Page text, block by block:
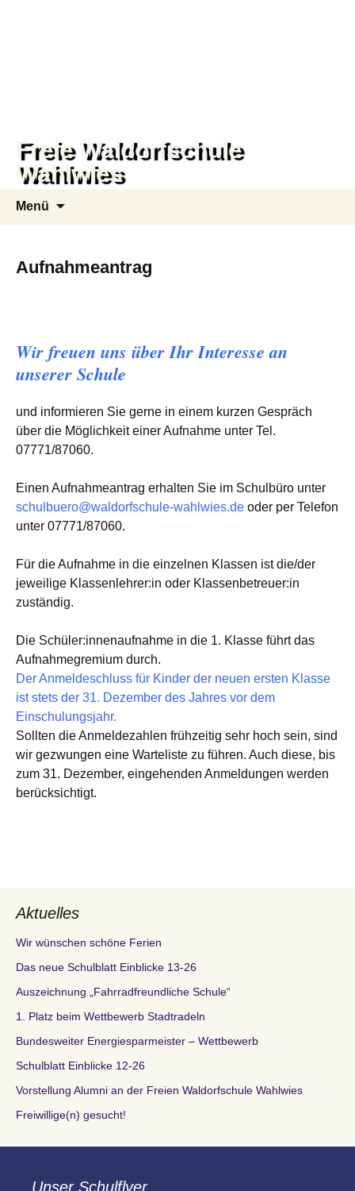
Freie Waldorfschule
Wahlwies
Menü
Aufnahmeantrag
Wir freuen uns über Ihr Interesse an
unserer Schule
und informieren Sie gerne in einem kurzen Gespräch
über die Möglichkeit einer Aufnahme unter Tel.
07771/87060.
Einen Aufnahmeantrag erhalten Sie im Schulbüro unter
schulbuero@waldorfschule-wahlwies.de oder per Telefon
unter 07771/87060.
Für die Aufnahme in die einzelnen Klassen ist die/der
jeweilige Klassenlehrer:in oder Klassenbetreuer:in
zuständig.
Die Schüler:innenaufnahme in die 1. Klasse führt das
Aufnahmegremium durch.
Der Anmeldeschluss für Kinder der neuen ersten Klasse
ist stets der 31. Dezember des Jahres vor dem
Einschulungsjahr.
Sollten die Anmeldezahlen frühzeitig sehr hoch sein, sind
wir gezwungen eine Warteliste zu führen. Auch diese, bis
zum 31. Dezember, eingehenden Anmeldungen werden
berücksichtigt.
Aktuelles
Wir wünschen schöne Ferien
Das neue Schulblatt Einblicke 13-26
Auszeichnung „Fahrradfreundliche Schule“
1. Platz beim Wettbewerb Stadtradeln
Bundesweiter Energiesparmeister – Wettbewerb
Schulblatt Einblicke 12-26
Vorstellung Alumni an der Freien Waldorfschule Wahlwies
Freiwillige(n) gesucht!
Unser Schulflyer